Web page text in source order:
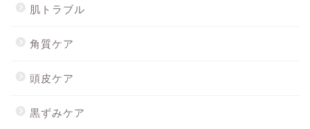
肌トラブル
角質ケア
頭皮ケア
黒ずみケア